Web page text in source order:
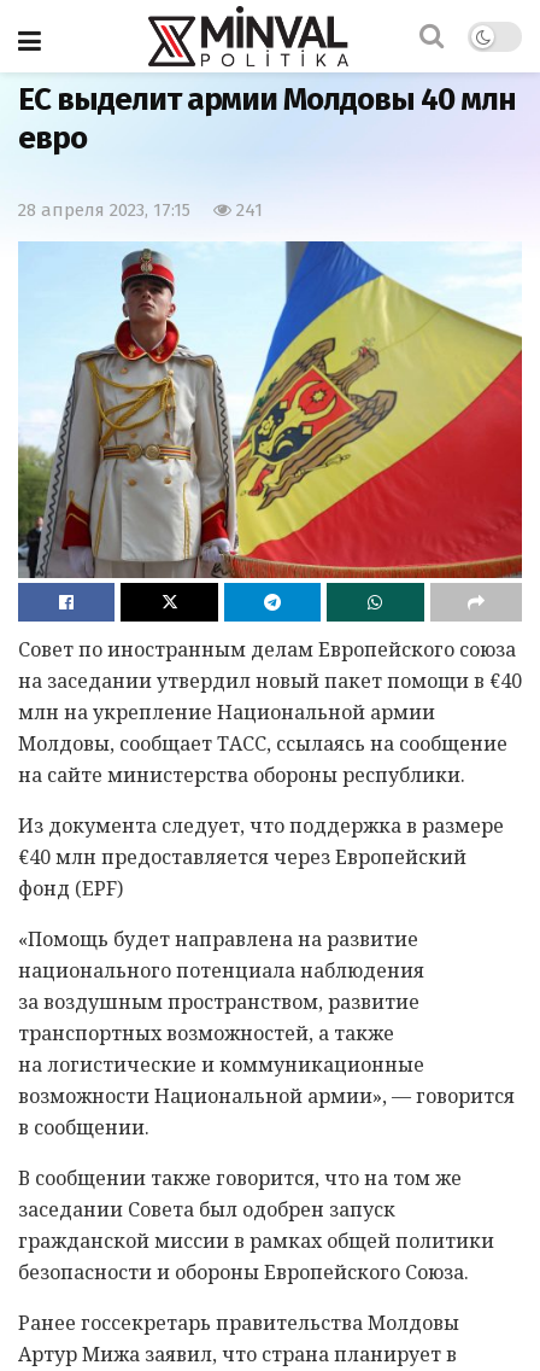
Главная
ЕС выделит армии Молдовы 40 млн
евро
28 апреля 2023, 17:15 241
Совет по иностранным делам Европейского союза
на заседании утвердил новый пакет помощи в €40
млн на укрепление Национальной армии
Молдовы, сообщает ТАСС, ссылаясь на сообщение
на сайте министерства обороны республики.
Из документа следует, что поддержка в размере
€40 млн предоставляется через Европейский
фонд (EPF)
«Помощь будет направлена на развитие
национального потенциала наблюдения
за воздушным пространством, развитие
транспортных возможностей, а также
на логистические и коммуникационные
возможности Национальной армии», — говорится
в сообщении.
В сообщении также говорится, что на том же
заседании Совета был одобрен запуск
гражданской миссии в рамках общей политики
безопасности и обороны Европейского Союза.
Ранее госсекретарь правительства Молдовы
Артур Мижа заявил, что страна планирует в